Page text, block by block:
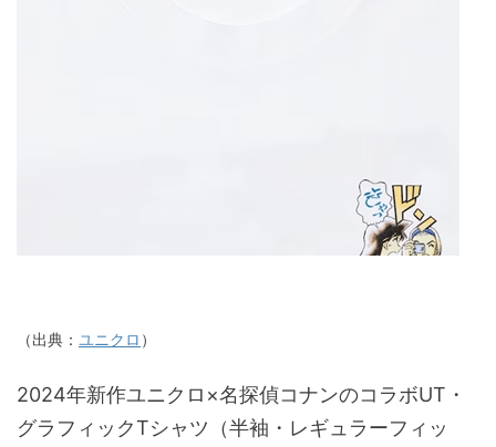
（出典： ユニクロ ）
2024年新作ユニクロ×名探偵コナンのコラボUT・
グラフィックTシャツ（半袖・レギュラーフィッ